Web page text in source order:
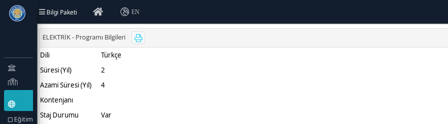
Bilgi Paketi EN
Eğitim Türü (Amaçlar) ve Hedefler